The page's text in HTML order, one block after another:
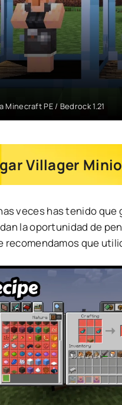
PE / Bedrock 1.21
Villager
veces has tenido
la oportunidad de
que